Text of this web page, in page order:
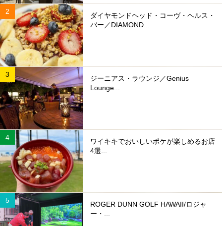
ダイヤモンドヘッド・コーヴ・ヘルス・
バー／DIAMOND...
ジーニアス・ラウンジ／Genius
Lounge...
ワイキキでおいしいポケが楽しめるお店
4選...
ROGER DUNN GOLF HAWAII/ロジャ
ー・...